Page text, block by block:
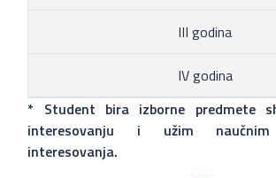
III godina
IV godina
* Student bira izborne predmete
interesovanju i užim
interesovanja.